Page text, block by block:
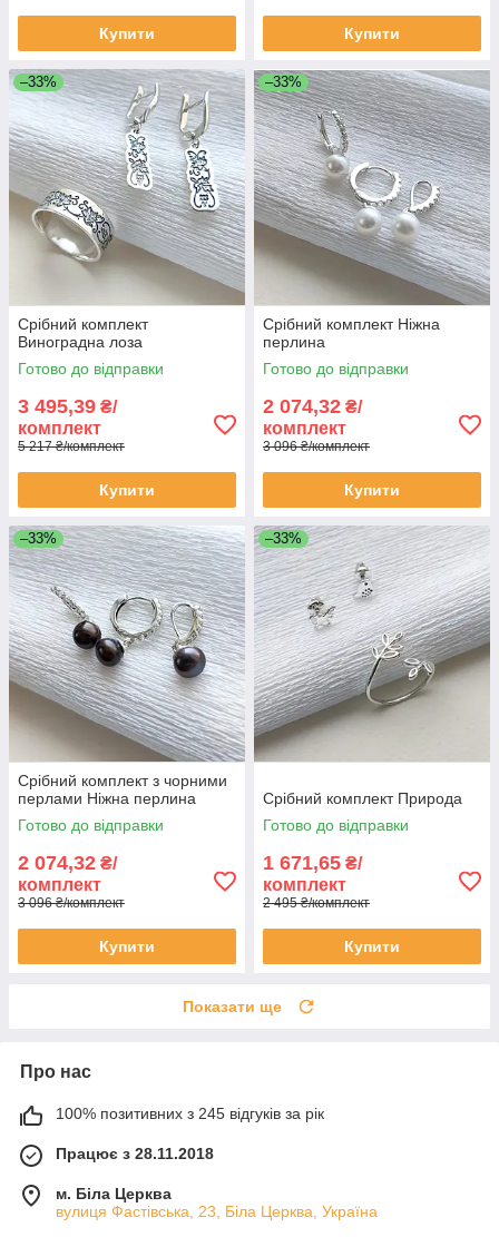
Купити Купити
–33%
Срібний комплект
Виноградна лоза
Готово до відправки
3 495,39 ₴/
комплект
5 217 ₴/комплект
Купити
–33%
Срібний комплект Ніжна
перлина
Готово до відправки
2 074,32 ₴/
комплект
3 096 ₴/комплект
Купити
–33%
Срібний комплект з чорними
перлами Ніжна перлина
Готово до відправки
2 074,32 ₴/
комплект
3 096 ₴/комплект
Купити
–33%
Срібний комплект Природа
Готово до відправки
1 671,65 ₴/
комплект
2 495 ₴/комплект
Купити
Показати ще
Про нас
100% позитивних з 245 відгуків за рік
Працює з 28.11.2018
м. Біла Церква
вулиця Фастівська, 23, Біла Церква, Україна